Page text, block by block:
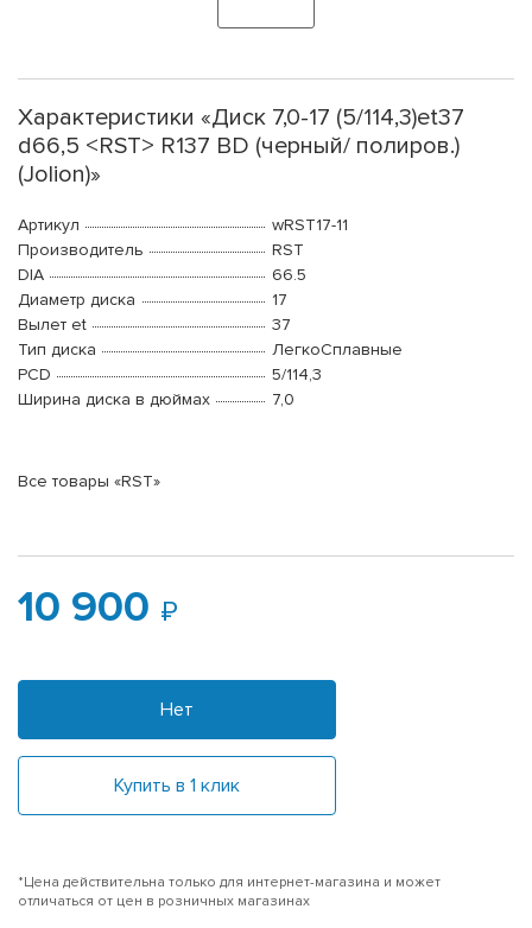
Характеристики «Диск 7,0-17 (5/114,3)et37
d66,5 <RST> R137 BD (черный/ полиров.)
(Jolion)»
Артикул
wRST17-11
Производитель
RST
DIA
66.5
Диаметр диска
17
Вылет et
37
Тип диска
ЛегкоСплавные
PCD
5/114,3
Ширина диска в дюймах
7,0
Все товары «RST»
10 900
Нет
Купить в 1 клик
*Цена действительна только для интернет-магазина и может
отличаться от цен в розничных магазинах